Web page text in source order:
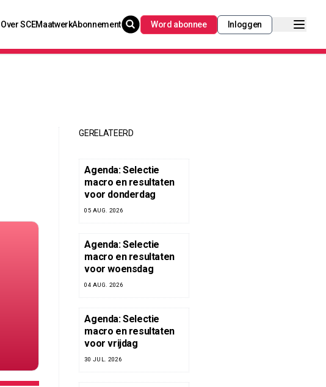
Over SCEMaatwerkAbonnement Word abonnee Inloggen
GERELATEERD
Agenda: Selectie
macro en resultaten
voor donderdag
05 AUG. 2026
Agenda: Selectie
macro en resultaten
voor woensdag
04 AUG. 2026
Agenda: Selectie
macro en resultaten
voor vrijdag
30 JUL. 2026